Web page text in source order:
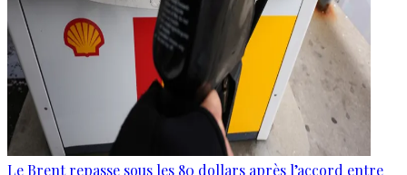
Le Brent repasse sous les 80 dollars après l’accord entre